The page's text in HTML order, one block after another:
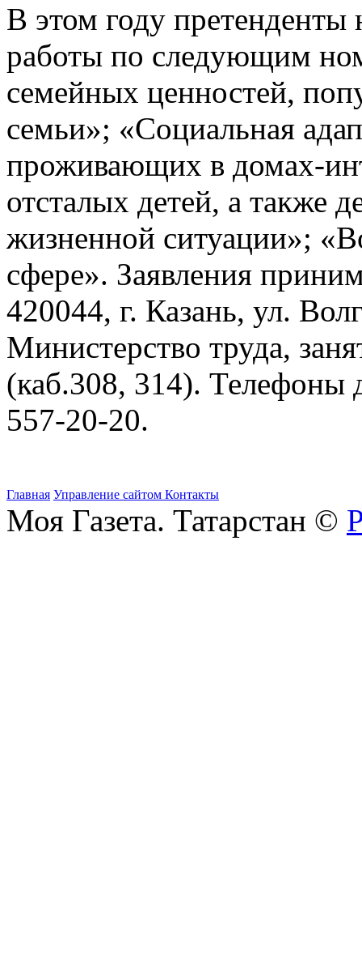
В этом году претенденты
работы по следующим
семейных ценностей,
семьи»; «Социальная
проживающих в домах-
отсталых детей, а также
жизненной ситуации»;
сфере». Заявления
420044, г. Казань, ул.
Министерство труда,
(каб.308, 314). Телефоны
557-20-20.
Главная Управление сайтом Контакты
Моя Газета. Татарстан ©